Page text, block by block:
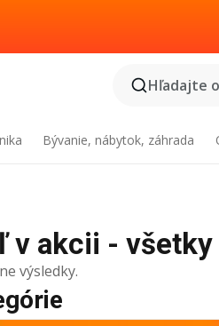
Hľadajte
Bývanie, nábytok, záhrada
v akcii -
výsledky.